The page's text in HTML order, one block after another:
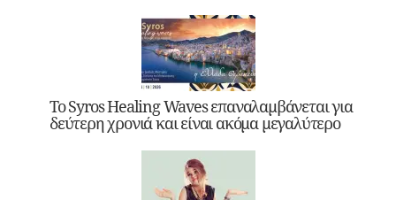
Το Syros Healing Waves επαναλαμβάνεται για
δεύτερη χρονιά και είναι ακόμα μεγαλύτερο